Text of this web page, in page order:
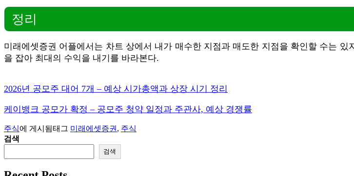
정리
미래에셋증권 어플에서는 차트 상에서 내가 매수한 지점과 매도한 지점을 확인할 수는
을 잡아 최대의 수익을 내기를 바라본다.
2026년 공모주 대어 7개 – 예상 시가총액과 상장 시기 정리
케이뱅크 공모가 확정 – 공모주 청약 일정과 주관사, 예상 경쟁률
주식에 게시됨태그 미래에셋증권 , 주식
검색
검색